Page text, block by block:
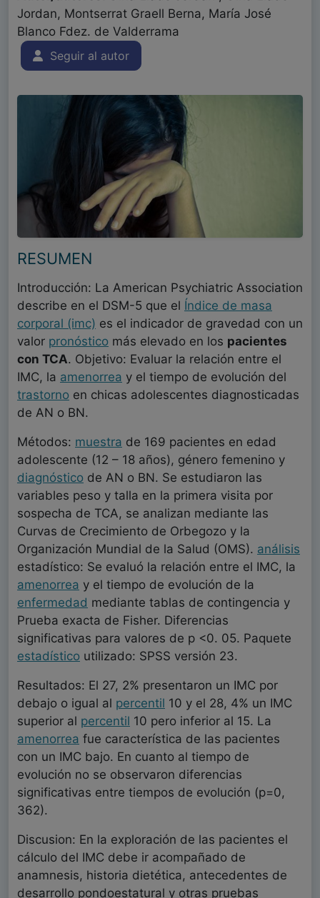
Jordan, Montserrat Graell Berna, María José
Blanco Fdez. de Valderrama
Seguir al autor
RESUMEN
Introducción: La American Psychiatric Association
describe en el DSM-5 que el Índice de masa
corporal (imc) es el indicador de gravedad con un
valor pronóstico más elevado en los pacientes
con TCA. Objetivo: Evaluar la relación entre el
IMC, la amenorrea y el tiempo de evolución del
trastorno en chicas adolescentes diagnosticadas
de AN o BN.
Métodos: muestra de 169 pacientes en edad
adolescente (12 – 18 años), género femenino y
diagnóstico de AN o BN. Se estudiaron las
variables peso y talla en la primera visita por
sospecha de TCA, se analizan mediante las
Curvas de Crecimiento de Orbegozo y la
Organización Mundial de la Salud (OMS). análisis
estadístico: Se evaluó la relación entre el IMC, la
amenorrea y el tiempo de evolución de la
enfermedad mediante tablas de contingencia y
Prueba exacta de Fisher. Diferencias
significativas para valores de p <0. 05. Paquete
estadístico utilizado: SPSS versión 23.
Resultados: El 27, 2% presentaron un IMC por
debajo o igual al percentil 10 y el 28, 4% un IMC
superior al percentil 10 pero inferior al 15. La
amenorrea fue característica de las pacientes
con un IMC bajo. En cuanto al tiempo de
evolución no se observaron diferencias
significativas entre tiempos de evolución (p=0,
362).
Discusion: En la exploración de las pacientes el
cálculo del IMC debe ir acompañado de
anamnesis, historia dietética, antecedentes de
desarrollo pondoestatural y otras pruebas